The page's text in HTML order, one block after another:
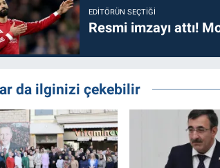
EDITÖRÜN SEÇTIĞI
Resmi imzayı attı!
da ilginizi çekebilir